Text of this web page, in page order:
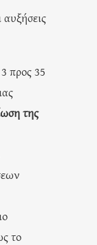
αυξήσεις
προς 35
της
το